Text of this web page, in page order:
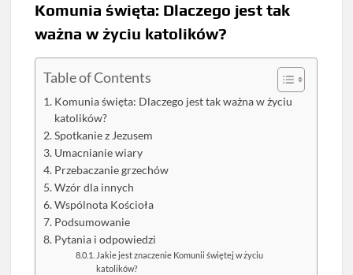
Komunia święta: Dlaczego jest tak
ważna w życiu katolików?
Table of Contents
Komunia święta: Dlaczego jest tak ważna w życiu
katolików?
Spotkanie z Jezusem
Umacnianie wiary
Przebaczanie grzechów
Wzór dla innych
Wspólnota Kościoła
Podsumowanie
Pytania i odpowiedzi
Jakie jest znaczenie Komunii świętej w życiu
katolików?